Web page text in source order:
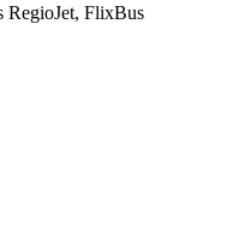
RegioJet, FlixBus
, ©OpenStreetMapcontributors